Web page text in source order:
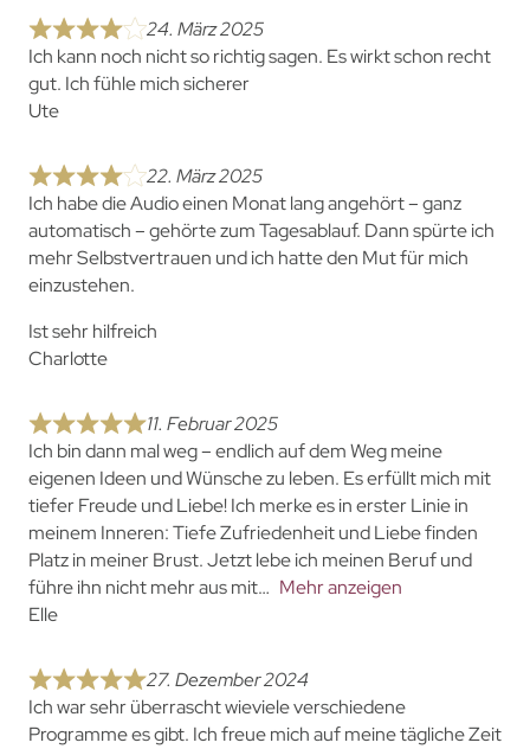
24. März 2025
Ich kann noch nicht so richtig sagen. Es wirkt schon recht
gut. Ich fühle mich sicherer
Ute
22. März 2025
Ich habe die Audio einen Monat lang angehört – ganz
automatisch – gehörte zum Tagesablauf. Dann spürte ich
mehr Selbstvertrauen und ich hatte den Mut für mich
einzustehen.
Ist sehr hilfreich
Charlotte
11. Februar 2025
Ich bin dann mal weg – endlich auf dem Weg meine
eigenen Ideen und Wünsche zu leben. Es erfüllt mich mit
tiefer Freude und Liebe! Ich merke es in erster Linie in
meinem Inneren: Tiefe Zufriedenheit und Liebe finden
Platz in meiner Brust. Jetzt lebe ich meinen Beruf und
führe ihn nicht mehr aus mit
Mehr anzeigen
Elle
27. Dezember 2024
Ich war sehr überrascht wieviele verschiedene
Programme es gibt. Ich freue mich auf meine tägliche Zeit